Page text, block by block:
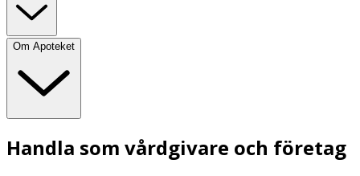
Om Apoteket
Handla som vårdgivare och företag